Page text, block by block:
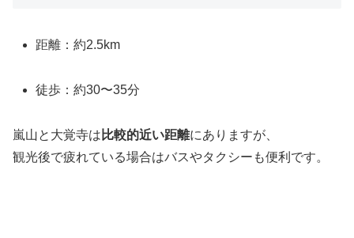
距離：約2.5km
徒歩：約30〜35分
嵐山と大覚寺は 比較的近い距離にありますが、
観光後で疲れている場合はバスやタクシーも便利です。